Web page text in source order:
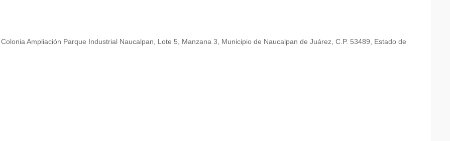
Ampliación Parque Industrial Naucalpan, Lote 5, Manzana 3, Municipio de Naucalpan de Juárez, C.P. 53489, Estado de